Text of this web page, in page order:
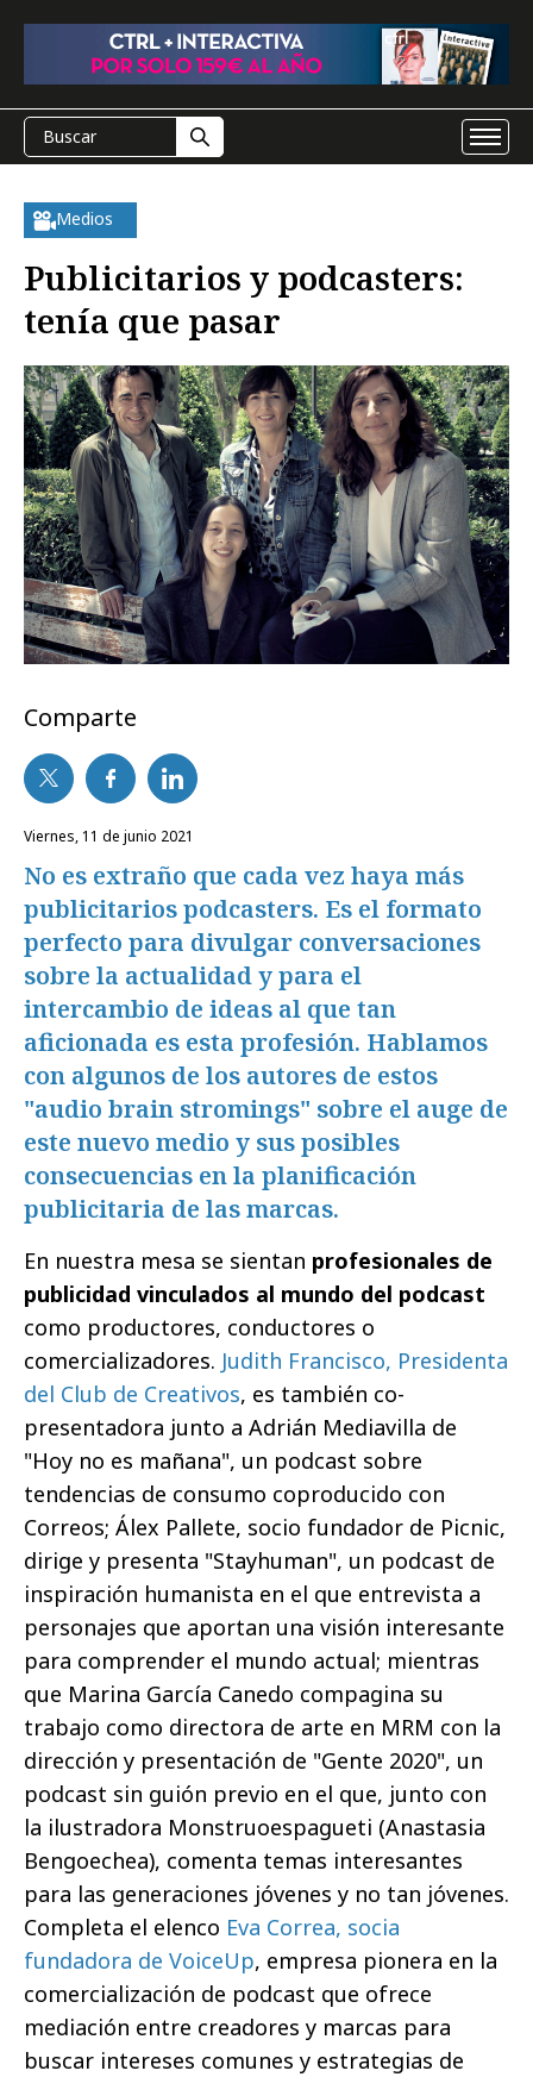
Medios
Publicitarios y podcasters:
tenía que pasar
Comparte
viernes, 11 de junio 2021
No es extraño que cada vez haya más
publicitarios podcasters. Es el formato
perfecto para divulgar conversaciones
sobre la actualidad y para el
intercambio de ideas al que tan
aficionada es esta profesión. Hablamos
con algunos de los autores de estos
"audio brain stromings" sobre el auge de
este nuevo medio y sus posibles
consecuencias en la planificación
publicitaria de las marcas.
En nuestra mesa se sientan profesionales de
publicidad vinculados al mundo del podcast
como productores, conductores o
comercializadores. Judith Francisco, Presidenta
del Club de Creativos, es también co-
presentadora junto a Adrián Mediavilla de
"Hoy no es mañana", un podcast sobre
tendencias de consumo coproducido con
Correos; Álex Pallete, socio fundador de Picnic,
dirige y presenta "Stayhuman", un podcast de
inspiración humanista en el que entrevista a
personajes que aportan una visión interesante
para comprender el mundo actual; mientras
que Marina García Canedo compagina su
trabajo como directora de arte en MRM con la
dirección y presentación de "Gente 2020", un
podcast sin guión previo en el que, junto con
la ilustradora Monstruoespagueti (Anastasia
Bengoechea), comenta temas interesantes
para las generaciones jóvenes y no tan jóvenes.
Completa el elenco Eva Correa, socia
fundadora de VoiceUp, empresa pionera en la
comercialización de podcast que ofrece
mediación entre creadores y marcas para
buscar intereses comunes y estrategias de